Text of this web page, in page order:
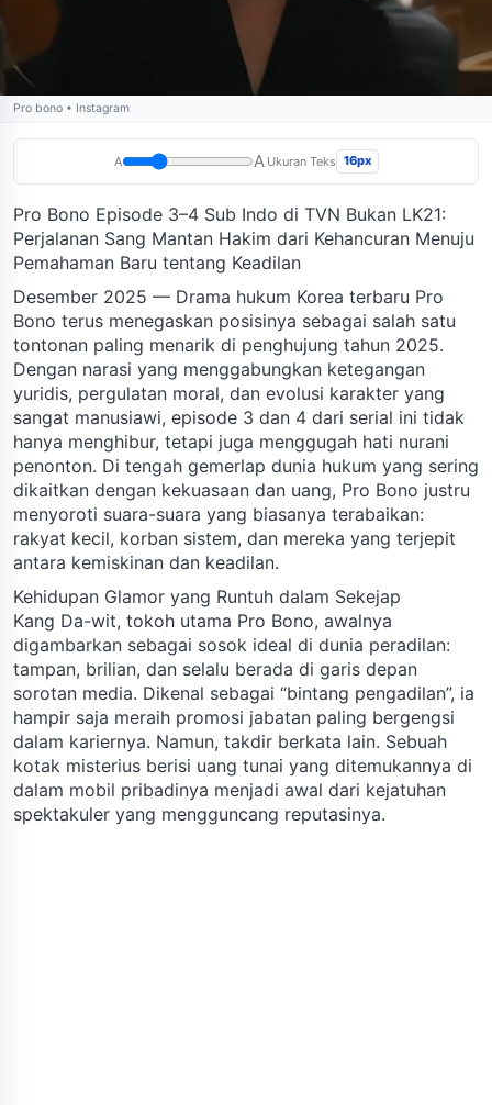
Pro bono • Instagram
A A Ukuran Teks 16px
Pro Bono Episode 3–4 Sub Indo di TVN Bukan LK21:
Perjalanan Sang Mantan Hakim dari Kehancuran Menuju
Pemahaman Baru tentang Keadilan
Desember 2025 — Drama hukum Korea terbaru Pro
Bono terus menegaskan posisinya sebagai salah satu
tontonan paling menarik di penghujung tahun 2025.
Dengan narasi yang menggabungkan ketegangan
yuridis, pergulatan moral, dan evolusi karakter yang
sangat manusiawi, episode 3 dan 4 dari serial ini tidak
hanya menghibur, tetapi juga menggugah hati nurani
penonton. Di tengah gemerlap dunia hukum yang sering
dikaitkan dengan kekuasaan dan uang, Pro Bono justru
menyoroti suara-suara yang biasanya terabaikan:
rakyat kecil, korban sistem, dan mereka yang terjepit
antara kemiskinan dan keadilan.
Kehidupan Glamor yang Runtuh dalam Sekejap
Kang Da-wit, tokoh utama Pro Bono, awalnya
digambarkan sebagai sosok ideal di dunia peradilan:
tampan, brilian, dan selalu berada di garis depan
sorotan media. Dikenal sebagai “bintang pengadilan”, ia
hampir saja meraih promosi jabatan paling bergengsi
dalam kariernya. Namun, takdir berkata lain. Sebuah
kotak misterius berisi uang tunai yang ditemukannya di
dalam mobil pribadinya menjadi awal dari kejatuhan
spektakuler yang mengguncang reputasinya.